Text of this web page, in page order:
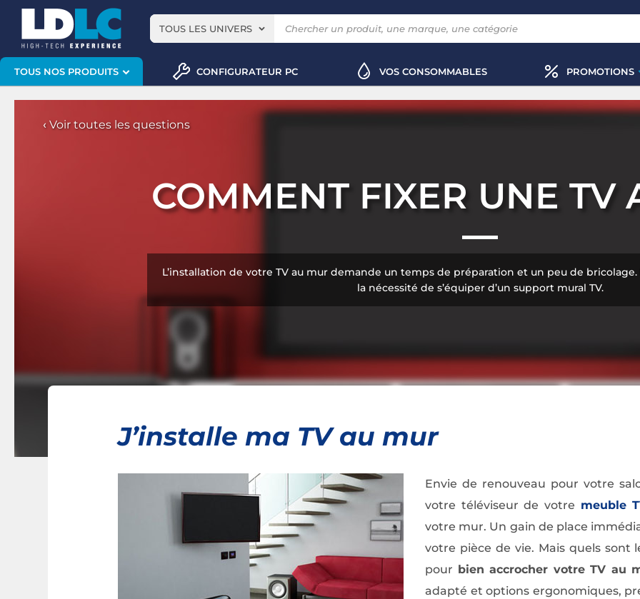
TOUS LES UNIVERS
TOUS NOS PRODUITS CONFIGURATEUR PC VOS CONSOMMABLES PROMOTIONS
‹ Voir toutes les questions
COMMENT FIXER UNE TV
L’installation de votre TV au mur demande un temps de préparation et un peu de
la nécessité de s’équiper d’un support mural TV.
J’installe ma TV au mur
Envie de renouveau pour votre
votre téléviseur de votre meuble
votre mur. Un gain de place
votre pièce de vie. Mais quels
pour bien accrocher votre TV au
adapté et options ergonomiques,